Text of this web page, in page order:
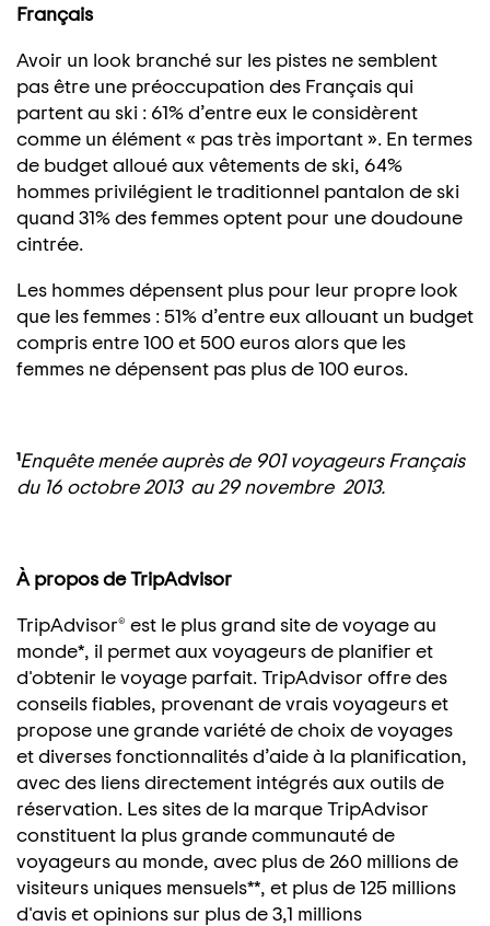
Français
Avoir un look branché sur les pistes ne semblent
pas être une préoccupation des Français qui
partent au ski : 61% d’entre eux le considèrent
comme un élément « pas très important ». En termes
de budget alloué aux vêtements de ski, 64%
hommes privilégient le traditionnel pantalon de ski
quand 31% des femmes optent pour une doudoune
cintrée.
Les hommes dépensent plus pour leur propre look
que les femmes : 51% d’entre eux allouant un budget
compris entre 100 et 500 euros alors que les
femmes ne dépensent pas plus de 100 euros.
¹Enquête menée auprès de 901 voyageurs Français
du 16 octobre 2013 au 29 novembre 2013.
À propos de TripAdvisor
TripAdvisor® est le plus grand site de voyage au
monde*, il permet aux voyageurs de planifier et
d'obtenir le voyage parfait. TripAdvisor offre des
conseils fiables, provenant de vrais voyageurs et
propose une grande variété de choix de voyages
et diverses fonctionnalités d’aide à la planification,
avec des liens directement intégrés aux outils de
réservation. Les sites de la marque TripAdvisor
constituent la plus grande communauté de
voyageurs au monde, avec plus de 260 millions de
visiteurs uniques mensuels**, et plus de 125 millions
d'avis et opinions sur plus de 3,1 millions